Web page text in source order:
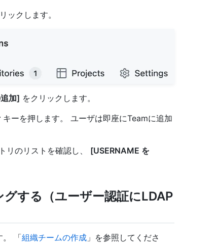
ックします。
加] をクリックします。
キーを押します。 ユーザは即座にTeamに追加
リのリストを確認し、 [USERNAME を
する（ユーザー認証にLDAP
。 「組織チームの作成 」を参照してくださ